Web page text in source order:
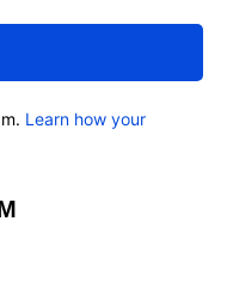
Learn how your